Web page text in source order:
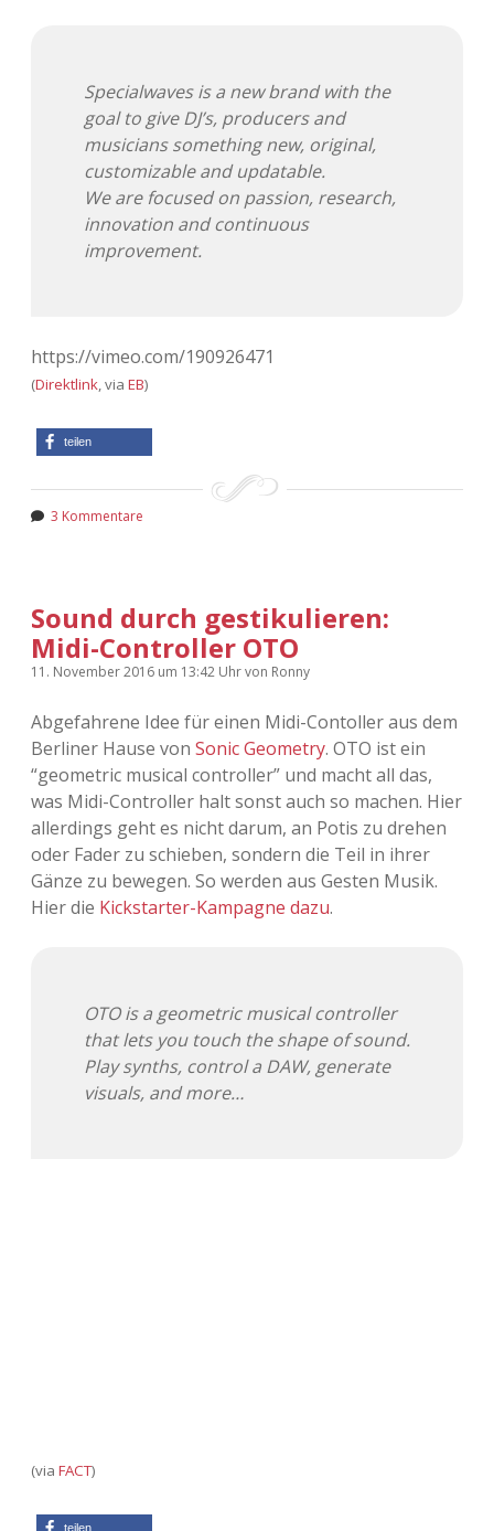
Specialwaves is a new brand with the
goal to give DJ’s, producers and
musicians something new, original,
customizable and updatable.
We are focused on passion, research,
innovation and continuous
improvement.
https://vimeo.com/190926471
(Direktlink, via EB)
teilen
3 Kommentare
Sound durch gestikulieren:
Midi-Controller OTO
11. November 2016 um 13:42 Uhrvon Ronny
Abgefahrene Idee für einen Midi-Contoller aus dem
Berliner Hause von Sonic Geometry. OTO ist ein
“geometric musical controller” und macht all das,
was Midi-Controller halt sonst auch so machen. Hier
allerdings geht es nicht darum, an Potis zu drehen
oder Fader zu schieben, sondern die Teil in ihrer
Gänze zu bewegen. So werden aus Gesten Musik.
Hier die Kickstarter-Kampagne dazu.
OTO is a geometric musical controller
that lets you touch the shape of sound.
Play synths, control a DAW, generate
visuals, and more…
(via FACT)
teilen